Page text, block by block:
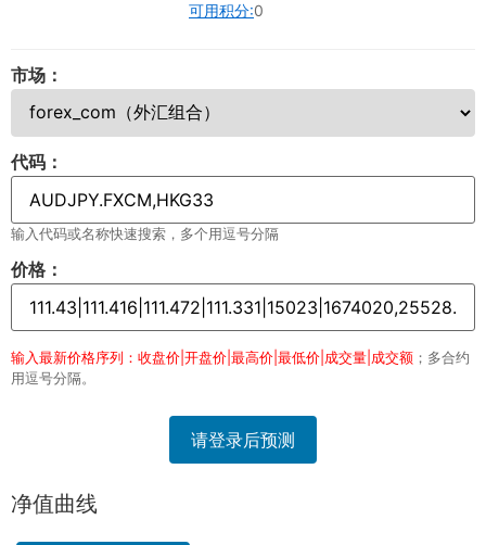
可用积分:0
市场：
代码：
输入代码或名称快速搜索，多个用逗号分隔
价格：
输入最新价格序列：收盘价|开盘价|最高价|最低价|成交量|成交额 ；多合约
用逗号分隔。
请登录后预测
净值曲线